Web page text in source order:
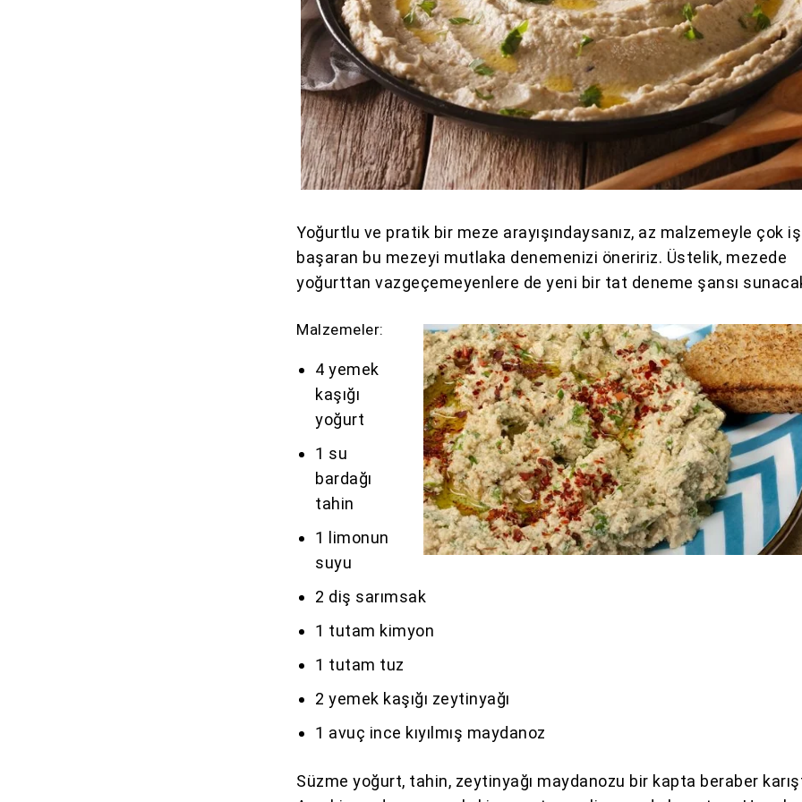
Yoğurtlu ve pratik bir meze arayışındaysanız, az malzemeyle çok iş
başaran bu mezeyi mutlaka denemenizi öneririz. Üstelik, mezede
yoğurttan vazgeçemeyenlere de yeni bir tat deneme şansı
Malzemeler:
4 yemek
kaşığı
yoğurt
1 su
bardağı
tahin
1 limonun
suyu
2 diş sarımsak
1 tutam kimyon
1 tutam tuz
2 yemek kaşığı zeytinyağı
1 avuç ince kıyılmış maydanoz
Süzme yoğurt, tahin, zeytinyağı maydanozu bir kapta beraber